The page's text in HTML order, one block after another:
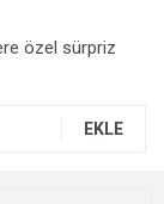
özel sürpriz
EKLE